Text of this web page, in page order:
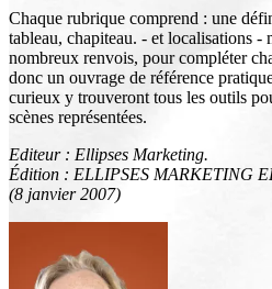
Chaque rubrique comprend : une
tableau, chapiteau. - et localisations -
nombreux renvois, pour compléter
donc un ouvrage de référence
curieux y trouveront tous les outils
scènes représentées.
Editeur : Ellipses Marketing.
Édition : ELLIPSES MARKETING
(8 janvier 2007)